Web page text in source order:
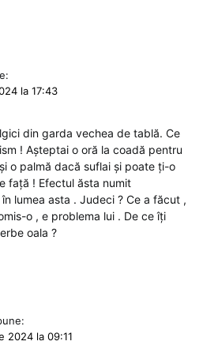
la 17:43
din garda vechea de tablă. Ce
! Așteptai o oră la coadă pentru
o palmă dacă suflai și poate ți-o
față ! Efectul ăsta numit
lumea asta . Judeci ? Ce a făcut ,
o , e problema lui . De ce îți
oala ?
2024 la 09:11